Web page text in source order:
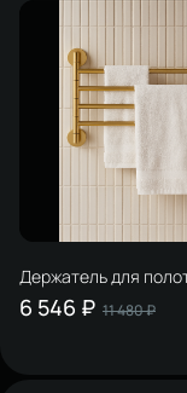
Держатель для
STWORKI Киркенес
матовое золото
6 546 ₽ 11 480 ₽